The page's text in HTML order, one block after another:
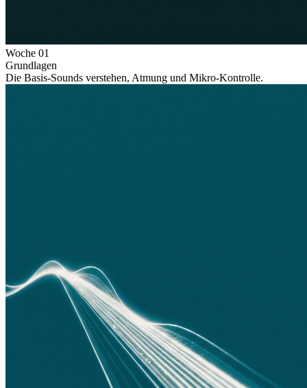
Woche 01
Grundlagen
Die Basis-Sounds verstehen, Atmung und Mikro-Kontrolle.